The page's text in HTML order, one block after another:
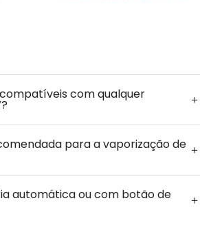
com qualquer
para a vaporização de
automática ou com botão de